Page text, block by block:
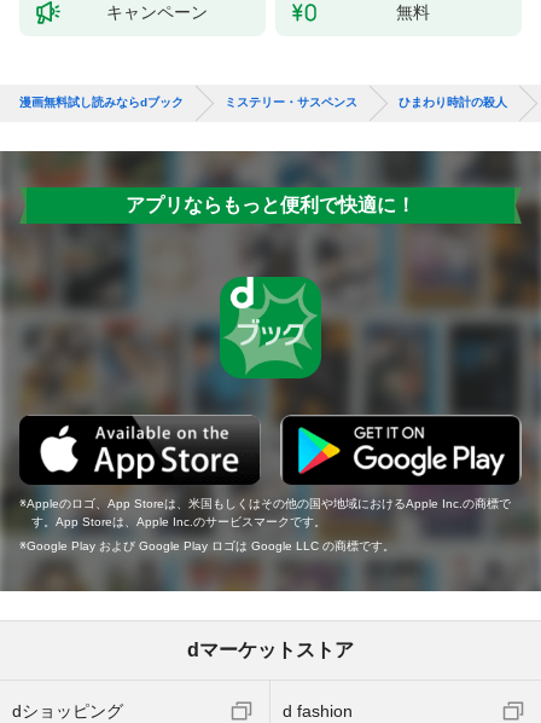
キャンペーン 無料
漫画無料試し読みならdブック ミステリー・サスペンス ひまわり時計の殺人
アプリならもっと便利で快適に！
Appleのロゴ、App Storeは、米国もしくはその他の国や地域におけるApple Inc.の商標で
す。App Storeは、Apple Inc.のサービスマークです。
Google Play および Google Play ロゴは Google LLC の商標です。
dマーケットストア
dショッピング d fashion